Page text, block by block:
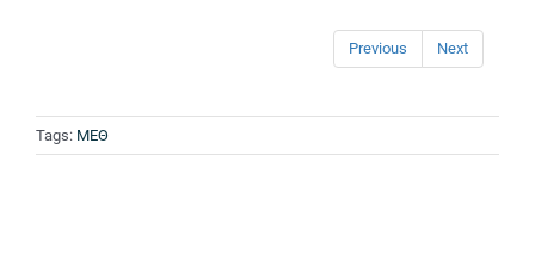
Previous Next
Tags: ΜΕΘ